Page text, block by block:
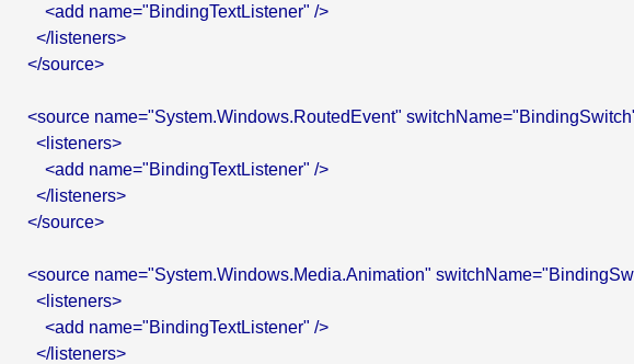
          <add name="BindingTextListener" />
        </listeners>
      </source>
<source name="System.Windows.RoutedEvent"
        <listeners>
          <add name="BindingTextListener" />
        </listeners>
      </source>
<source name="System.Windows.Media.Animation"
        <listeners>
          <add name="BindingTextListener" />
        </listeners>